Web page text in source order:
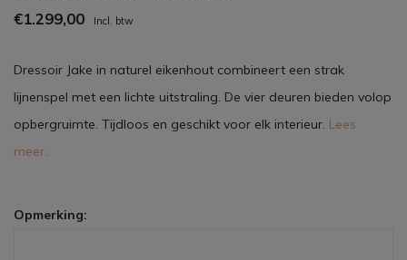
€1.299,00 Incl. btw
Dressoir Jake in naturel eikenhout combineert een strak
lijnenspel met een lichte uitstraling. De vier deuren bieden volop
opbergruimte. Tijdloos en geschikt voor elk interieur. Lees
meer..
Opmerking: